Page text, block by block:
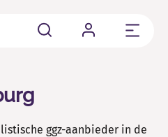
Sluit
bij GGz Breburg? Hier
op een rij.
ggz-aanbieder in de